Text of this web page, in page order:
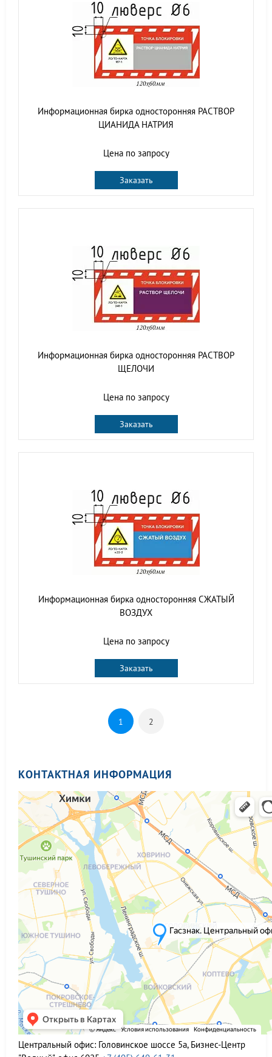
Информационная бирка односторонняя РАСТВОР
ЦИАНИДА НАТРИЯ
Цена по запросу
Заказать
Информационная бирка односторонняя РАСТВОР
ЩЕЛОЧИ
Цена по запросу
Заказать
Информационная бирка односторонняя СЖАТЫЙ
ВОЗДУХ
Цена по запросу
Заказать
1 2
КОНТАКТНАЯ ИНФОРМАЦИЯ
Центральный офис: Головинское шоссе 5а, Бизнес-Центр